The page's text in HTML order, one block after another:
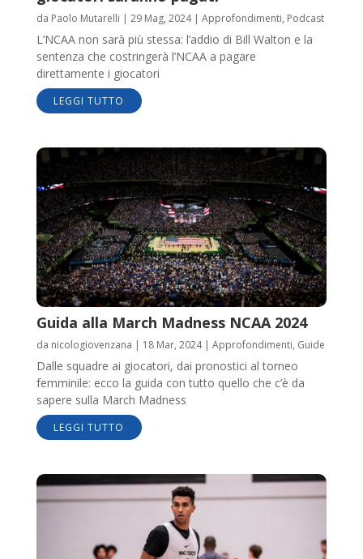
da Paolo Mutarelli | 29 Mag, 2024| Approfondimenti, Podcast
L’NCAA non sarà più stessa: l’addio di Bill Walton e la
sentenza che costringerà l’NCAA a pagare
direttamente i giocatori
LEGGI TUTTO
Guida alla March Madness NCAA 2024
da nicologiovenzana | 18 Mar, 2024| Approfondimenti, Guide
Dalle squadre ai giocatori, dai pronostici al torneo
femminile: ecco la guida con tutto quello che c’è da
sapere sulla March Madness
LEGGI TUTTO